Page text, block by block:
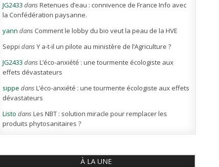
JG2433 dansRetenues d’eau : connivence de France Info avec
la Confédération paysanne.
yann dans Comment le lobby du bio veut la peau de la HVE
Seppi dansY a-t-il un pilote au ministère de l’Agriculture ?
JG2433 dansL’éco-anxiété : une tourmente écologiste aux
effets dévastateurs
sippe dansL’éco-anxiété : une tourmente écologiste aux effets
dévastateurs
Listo dansLes NBT : solution miracle pour remplacer les
produits phytosanitaires ?
À LA UNE